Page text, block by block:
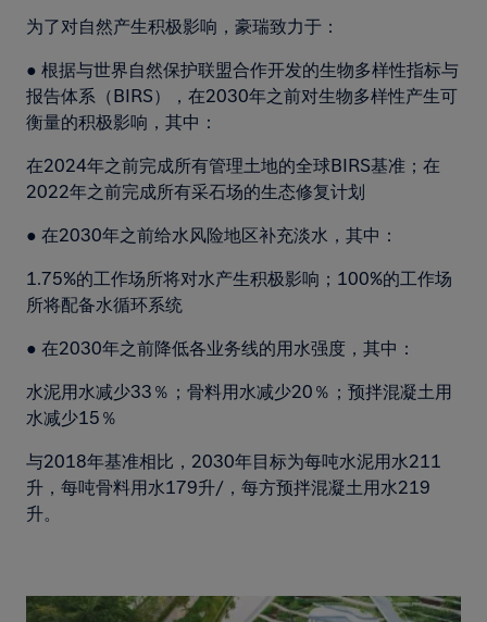
为了对自然产生积极影响，豪瑞致力于：
● 根据与世界自然保护联盟合作开发的生物多样性指标与
报告体系（BIRS），在2030年之前对生物多样性产生可
衡量的积极影响，其中：
在2024年之前完成所有管理土地的全球BIRS基准；在
2022年之前完成所有采石场的生态修复计划
● 在2030年之前给水风险地区补充淡水，其中：
1.75%的工作场所将对水产生积极影响；100%的工作场
所将配备水循环系统
● 在2030年之前降低各业务线的用水强度，其中：
水泥用水减少33％；骨料用水减少20％；预拌混凝土用
水减少15％
与2018年基准相比，2030年目标为每吨水泥用水211
升，每吨骨料用水179升/，每方预拌混凝土用水219
升。